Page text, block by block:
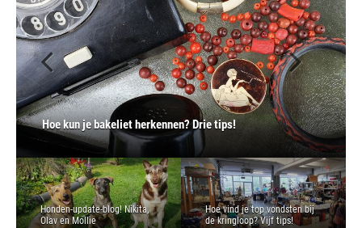
Hoe kun je bakeliet herkennen? Drie tips!
Honden-update-blog! Nikita,
Olav en Mollie
Hoe vind je top vondsten bij
de kringloop? Vijf tips!